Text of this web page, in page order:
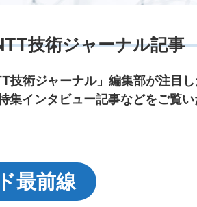
技術ジャーナル記事
技術ジャーナル」編集部が注目
集インタビュー記事などをご覧い
最前線